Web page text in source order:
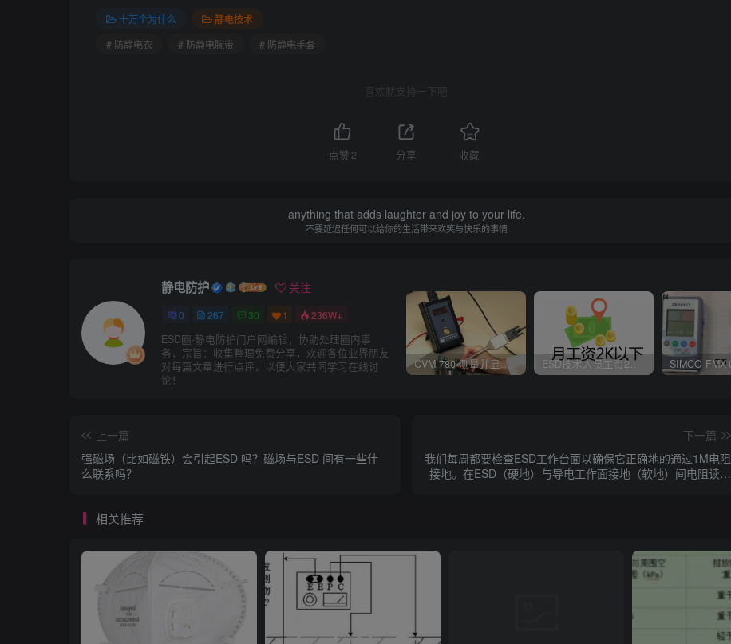
十万个为什么
静电技术
# 防静电衣
# 防静电腕带 # 防静电手套
喜欢就支持一下吧
点赞2 分享 收藏
anything that adds laughter and joy to your life.
不要延迟任何可以给你的生活带来欢笑与快乐的事情
静电防护 关注
0 267 30 1 236W+
ESD圈-静电防护门户网编辑，协助处理圈内事
务，宗旨：收集整理免费分享，欢迎各位业界朋友
对每篇文章进行点评，以便大家共同学习在线讨
论！
CVM-780 测量并显示实时静电压数据、操作说明 ESD技术人员工资2K以下，你相信吗？
上一篇
强磁场（比如磁铁）会引起ESD 吗？磁场与ESD 间有一些什
么联系吗？
下一篇
我们每周都要检查ESD工作台面以确保它正确地的通过1M电阻
接地。在ESD（硬地）与导电工作面接地（软地）间电阻读数
相关推荐